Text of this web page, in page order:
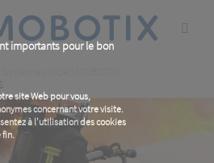
importants pour le bon
site Web pour vous,
concernant votre visite.
à l'utilisation des cookies
fin.